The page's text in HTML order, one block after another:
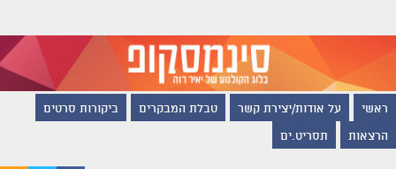
ראשי על אודות/יצירת קשר טבלת המבקרים ביקורות סרטים
הרצאות תסריט.ים